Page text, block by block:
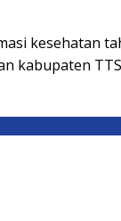
kesehatan
kabupaten TTS